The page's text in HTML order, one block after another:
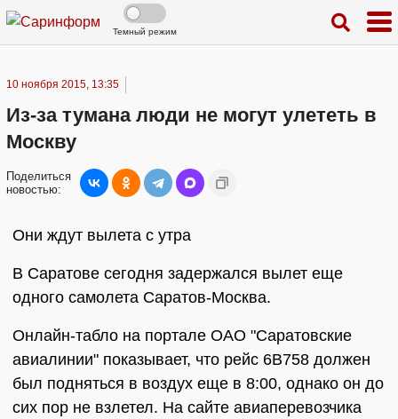
Темный режим
10 ноября 2015, 13:35
Из-за тумана люди не могут улететь в
Москву
Поделиться
новостью:
Они ждут вылета с утра
В Саратове сегодня задержался вылет еще
одного самолета Саратов-Москва.
Онлайн-табло на портале ОАО "Саратовские
авиалинии" показывает, что рейс 6В758 должен
был подняться в воздух еще в 8:00, однако он до
сих пор не взлетел. На сайте авиаперевозчика